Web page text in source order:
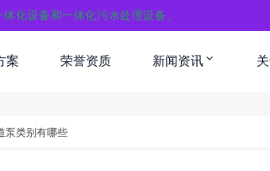
化设备和一体化污水处理设备。
案 荣誉资质 新闻资讯
泵类别有哪些